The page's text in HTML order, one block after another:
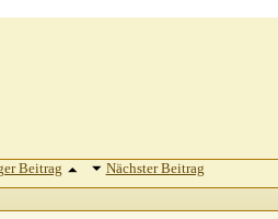
Beitrag Nächster Beitrag